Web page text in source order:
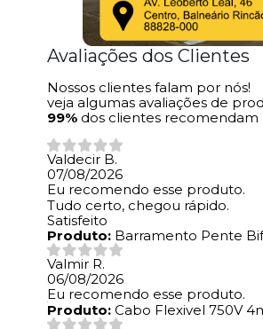
Avaliações dos Clientes
Nossos clientes falam por nós!
veja algumas avaliações de
99% dos clientes recomendam
Valdecir B.
07/08/2026
Eu recomendo esse produto.
Tudo certo, chegou rápido.
Satisfeito
Produto: Barramento Pente
Valmir R.
06/08/2026
Eu recomendo esse produto.
Produto: Cabo Flexivel 750V